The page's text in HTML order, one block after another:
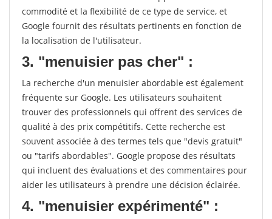
commodité et la flexibilité de ce type de service, et
Google fournit des résultats pertinents en fonction de
la localisation de l'utilisateur.
3. "menuisier pas cher" :
La recherche d'un menuisier abordable est également
fréquente sur Google. Les utilisateurs souhaitent
trouver des professionnels qui offrent des services de
qualité à des prix compétitifs. Cette recherche est
souvent associée à des termes tels que "devis gratuit"
ou "tarifs abordables". Google propose des résultats
qui incluent des évaluations et des commentaires pour
aider les utilisateurs à prendre une décision éclairée.
4. "menuisier expérimenté" :